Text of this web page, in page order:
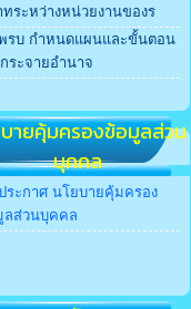
ระหว่างหน่วยงานของร
รบ กําหนดแผนและขั้นตอน
ระจายอํานาจ
ายคุ้มครองข้อมูลส่วน
บุคคล
ระกาศ นโยบายคุ้มครอง
ลส่วนบุคคล